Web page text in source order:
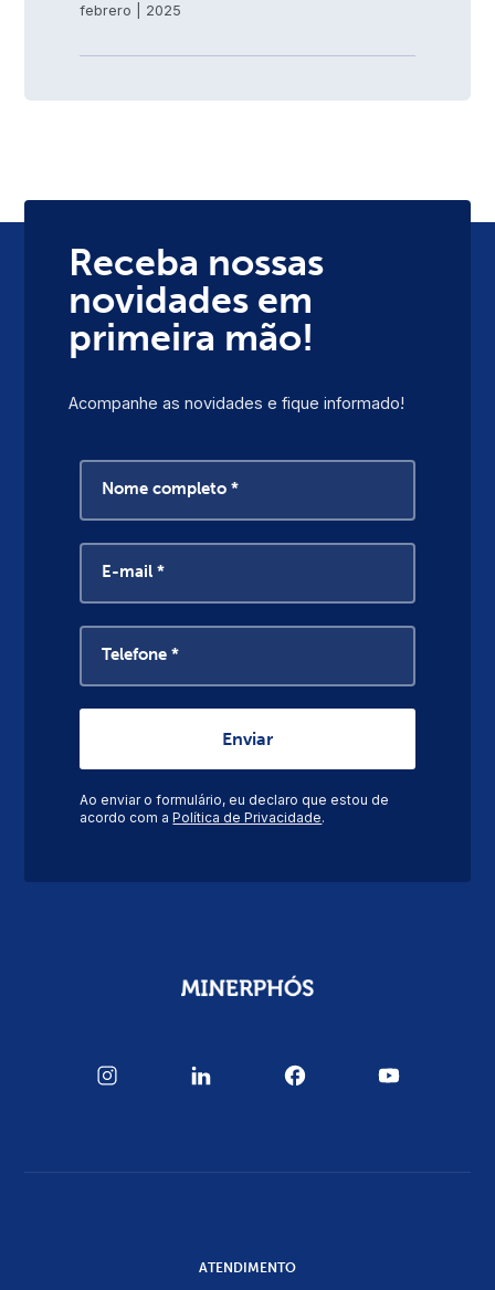
febrero | 2025
Receba nossas
novidades em
primeira mão!
Acompanhe as novidades e fique informado!
Nome completo *
E-mail *
Telefone *
Ao enviar o formulário, eu declaro que estou de
acordo com aPolítica de Privacidade.
ATENDIMENTO